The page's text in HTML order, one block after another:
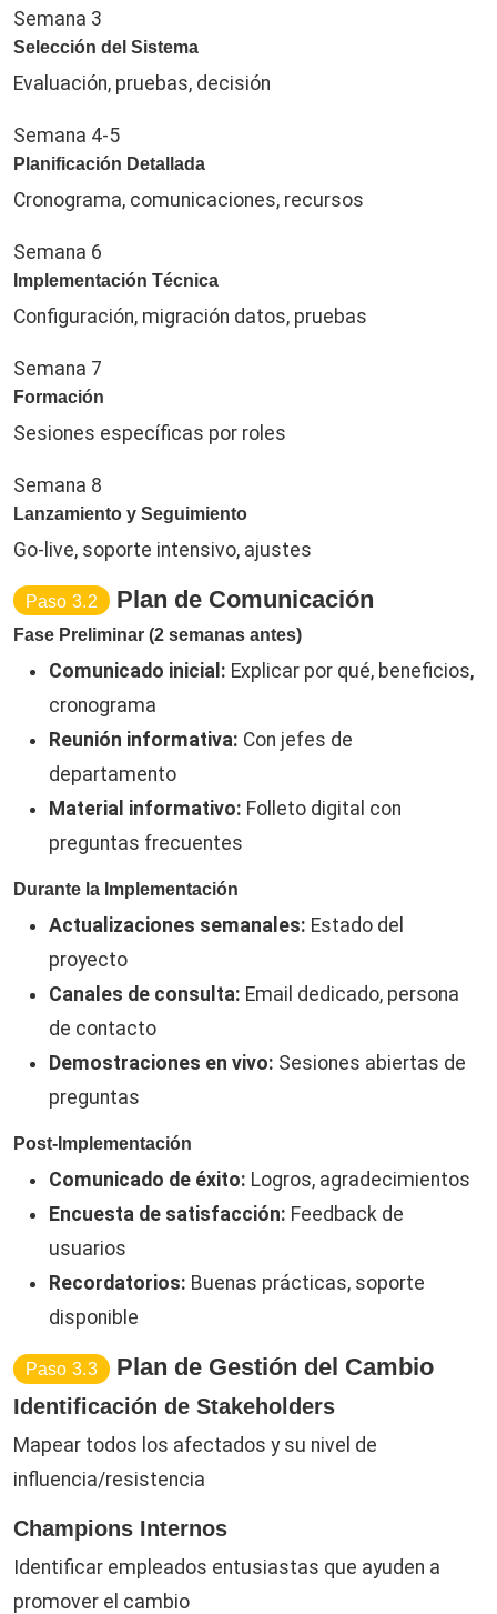
Semana 3
Selección del Sistema
Evaluación, pruebas, decisión
Semana 4-5
Planificación Detallada
Cronograma, comunicaciones, recursos
Semana 6
Implementación Técnica
Configuración, migración datos, pruebas
Semana 7
Formación
Sesiones específicas por roles
Semana 8
Lanzamiento y Seguimiento
Go-live, soporte intensivo, ajustes
Paso 3.2 Plan de Comunicación
Fase Preliminar (2 semanas antes)
Comunicado inicial: Explicar por qué, beneficios,
cronograma
Reunión informativa: Con jefes de
departamento
Material informativo: Folleto digital con
preguntas frecuentes
Durante la Implementación
Actualizaciones semanales: Estado del
proyecto
Canales de consulta: Email dedicado, persona
de contacto
Demostraciones en vivo: Sesiones abiertas de
preguntas
Post-Implementación
Comunicado de éxito: Logros, agradecimientos
Encuesta de satisfacción: Feedback de
usuarios
Recordatorios: Buenas prácticas, soporte
disponible
Paso 3.3 Plan de Gestión del Cambio
Identificación de Stakeholders
Mapear todos los afectados y su nivel de
influencia/resistencia
Champions Internos
Identificar empleados entusiastas que ayuden a
promover el cambio